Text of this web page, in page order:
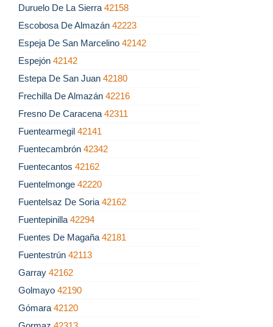
Duruelo De La Sierra 42158
Escobosa De Almazán 42223
Espeja De San Marcelino 42142
Espejón 42142
Estepa De San Juan 42180
Frechilla De Almazán 42216
Fresno De Caracena 42311
Fuentearmegil 42141
Fuentecambrón 42342
Fuentecantos 42162
Fuentelmonge 42220
Fuentelsaz De Soria 42162
Fuentepinilla 42294
Fuentes De Magaña 42181
Fuentestrún 42113
Garray 42162
Golmayo 42190
Gómara 42120